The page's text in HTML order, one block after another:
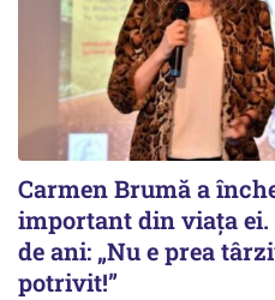
Carmen Brumă a
important din viața
de ani: „Nu e prea
potrivit!”